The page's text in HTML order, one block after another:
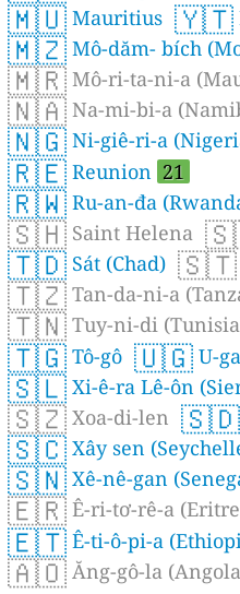
🇲🇺 Mauritius 🇾🇹
🇲🇿 Mô-dăm- bích
🇲🇷 Mô-ri-ta-ni-a
🇳🇦 Na-mi-bi-a
🇳🇬 Ni-giê-ri-a
🇷🇪 Reunion 21
🇷🇼 Ru-an-đa
🇸🇭 Saint Helena
🇹🇩 Sát (Chad) 🇸🇹
🇹🇿 Tan-da-ni-a
🇹🇳 Tuy-ni-di
🇹🇬 Tô-gô 🇺🇬 U-
🇸🇱 Xi-ê-ra Lê-ôn
🇸🇿 Xoa-di-len 🇸🇩
🇸🇨 Xây sen
🇸🇳 Xê-nê-gan
🇪🇷 Ê-ri-tơ-rê-a
🇪🇹 Ê-ti-ô-pi-a
🇦🇴 Ăng-gô-la